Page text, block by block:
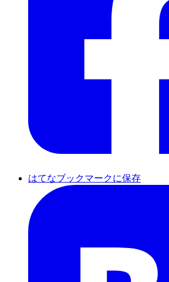
はてなブックマークに保存